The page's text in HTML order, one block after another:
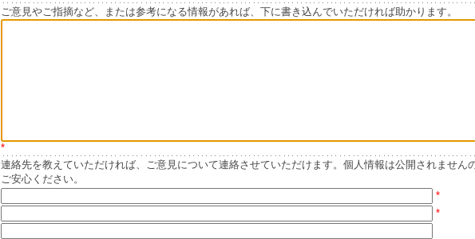
ご意見やご指摘など、または参考になる情報があれば、下に書き込んでいただければ助かります。
*
連絡先を教えていただければ、ご意見について連絡させていただけます。個人情報は公開されません
ご安心ください。
*
*